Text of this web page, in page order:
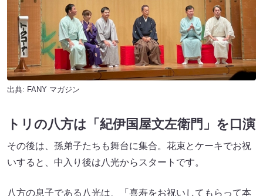
八方の息子である八光は、「喜寿をお祝いしてもらって本
人も幸せやと思います」としみじみ話し、「うちは誕生日
を祝う習慣がなかった」と子ども時代を振り返りました。
そのままネタの世界へと引き込み、「秘伝書」を口演。現
代的な話題も取り入れつつ、怪しげな本を買われた庶民の
リアクションを表情豊かに演じました。
続いて登場した遊方は、「大阪にはボケ・ツッコミの文化
らスカッとツッコみます」と、自身の新作落語「GORO」
を披露。地方の喫茶店にモーニングを食べに来た大阪の男
が、店員と常連のちぐはぐな会話にツッコみたくてうずう